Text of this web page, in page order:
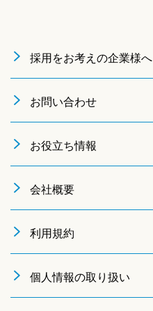
採用をお考えの企業様へ
お問い合わせ
お役立ち情報
会社概要
利用規約
個人情報の取り扱い